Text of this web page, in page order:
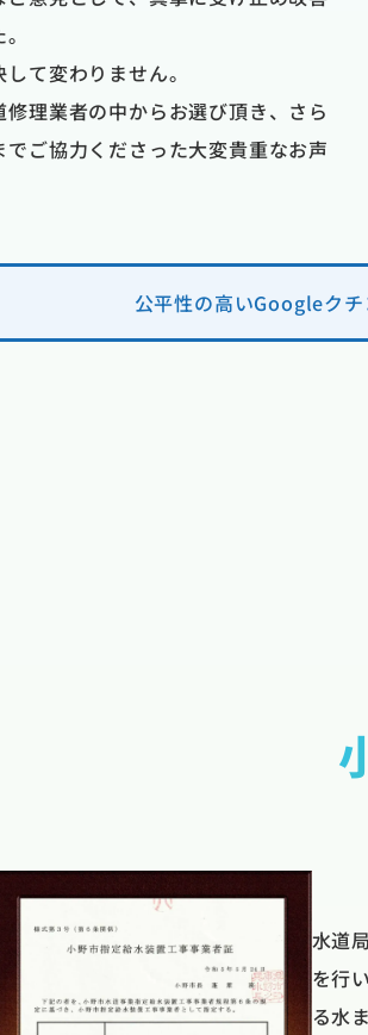
イレの水漏れで他社で見てもらい 古いので
という事で 見積もりをしてもらったのです
大手の会社だったので信用していたのに
違い 納得がいかず 断り 慌ててネットで
中さんが とても詳しく丁寧に説明してくれ
説明してくれて 色々教えてもらいました 本当
て変わりません。
理業者の中からお選び頂き、さら
ご協力くださった大変貴重なお声
公平性の高いGoogleク
水道
を行
る水